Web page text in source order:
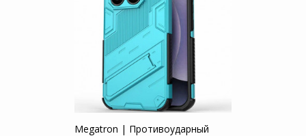
Megatron | Противоударный